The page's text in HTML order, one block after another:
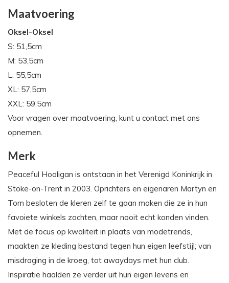
Maatvoering
Oksel-Oksel
S: 51,5cm
M: 53,5cm
L: 55,5cm
XL: 57,5cm
XXL: 59,5cm
Voor vragen over maatvoering, kunt u contact met ons
opnemen.
Merk
Peaceful Hooligan is ontstaan in het Verenigd Koninkrijk in
Stoke-on-Trent in 2003. Oprichters en eigenaren Martyn en
Tom besloten de kleren zelf te gaan maken die ze in hun
favoiete winkels zochten, maar nooit echt konden vinden.
Met de focus op kwaliteit in plaats van modetrends,
maakten ze kleding bestand tegen hun eigen leefstijl; van
misdraging in de kroeg, tot awaydays met hun club.
Inspiratie haalden ze verder uit hun eigen levens en